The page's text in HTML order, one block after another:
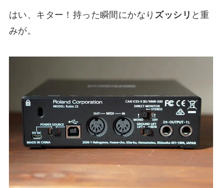
はい、キター！持った瞬間にかなり ズッシリ と重
みが。